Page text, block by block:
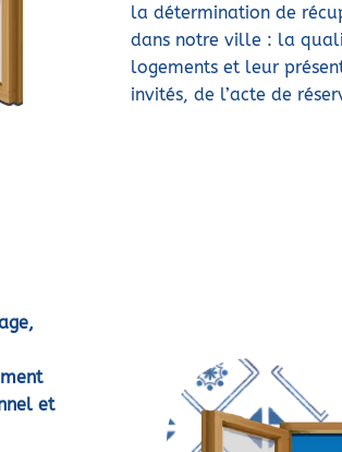
la détermination de
dans notre ville : la
logements et leur
invités, de l’acte de
et